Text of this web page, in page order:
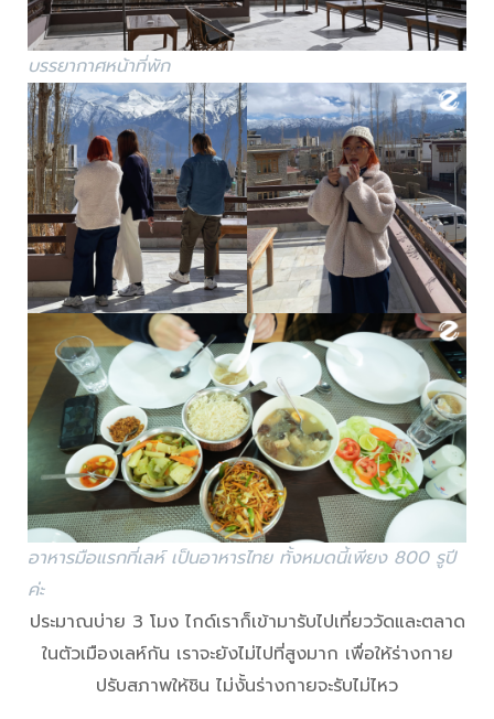
บรรยากาศหน้าที่พัก
อาหารมือแรกที่เลห์ เป็นอาหารไทย ทั้งหมดนี้เพียง 800 รูปี
ค่ะ
ประมาณบ่าย 3 โมง ไกด์เราก็เข้ามารับไปเที่ยววัดและตลาด
ในตัวเมืองเลห์กัน เราจะยังไม่ไปที่สูงมาก เพื่อให้ร่างกาย
ปรับสภาพให้ชิน ไม่งั้นร่างกายจะรับไม่ไหว